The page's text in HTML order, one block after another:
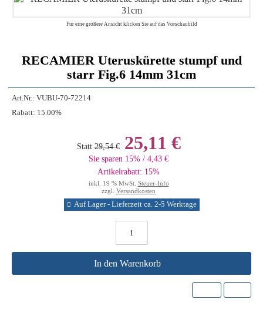
Für eine größere Ansicht klicken Sie auf das Vorschaubild
RECAMIER Uteruskürette stumpf und
starr Fig.6 14mm 31cm
Art.Nr.: VUBU-70-72214
Rabatt: 15.00%
Statt 29,54 €25,11 €
Sie sparen 15% / 4,43 €
Artikelrabatt: 15%
inkl. 19 % MwSt. Steuer-Info
zzgl. Versandkosten
Auf Lager - Lieferzeit ca. 2-5 Werktage
In den Warenkorb